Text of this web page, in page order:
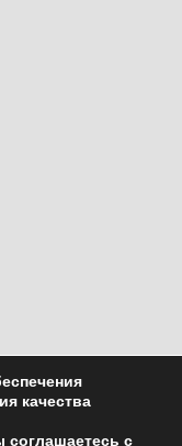
качества
соглашаетесь с